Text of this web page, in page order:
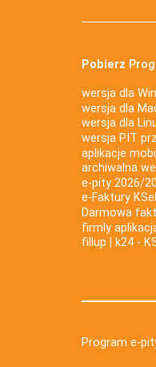
Pobierz
wersja dla
wersja dla
wersja dla
wersja PIT
aplikacje
archiwalna
e-pity 2026/
e‑Faktury
Darmowa
firmly
fillup | k24 -
Program e-